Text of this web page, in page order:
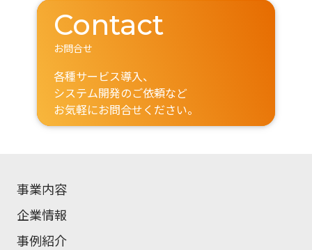
Contact
お問合せ
各種サービス導入、
システム開発のご依頼など
お気軽にお問合せください。
事業内容
企業情報
事例紹介